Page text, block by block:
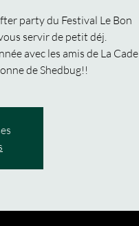
party du Festival Le Bon
servir de petit déj.
avec les amis de La Cade
de Shedbug!!